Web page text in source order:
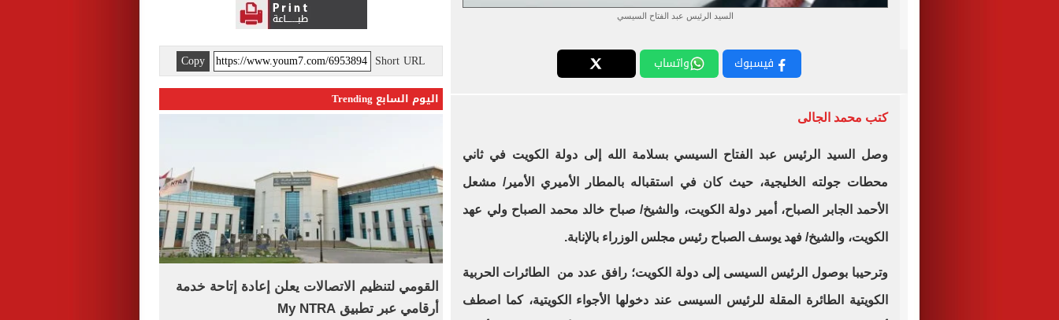
السيد الرئيس عبد الفتاح السيسي
فيسبوك واتساب
كتب محمد الجالى
وصل السيد الرئيس عبد الفتاح السيسي بسلامة الله إلى دولة الكويت في ثاني
محطات جولته الخليجية، حيث كان في استقباله بالمطار الأميري الأمير/ مشعل
الأحمد الجابر الصباح، أمير دولة الكويت، والشيخ/ صباح خالد محمد الصباح ولي عهد
الكويت، والشيخ/ فهد يوسف الصباح رئيس مجلس الوزراء بالإنابة.
وترحيبا بوصول الرئيس السيسى إلى دولة الكويت؛ رافق عدد من الطائرات الحربية
الكويتية الطائرة المقلة للرئيس السيسى عند دخولها الأجواء الكويتية، كما اصطف
Short URL
Copy
اليوم السابع Trending
القومي لتنظيم الاتصالات يعلن إعادة إتاحة خدمة
أرقامي عبر تطبيق My NTRA